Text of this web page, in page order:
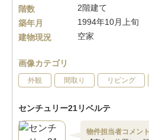
階数
2階建て
築年月
1994年10月上旬
建物現況
空家
画像カテゴリ
外観 間取り リビング
センチュリー21リベルテ
物件担当者コメント